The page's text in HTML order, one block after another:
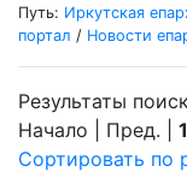
Путь: Иркутская
портал / Новости
Результаты
Начало | Пред. | 1
Сортировать по